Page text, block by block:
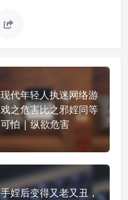
现代年轻人执迷网络游
戏之危害比之邪婬同等
可怕 | 纵欲危害
手婬后变得又老又丑，